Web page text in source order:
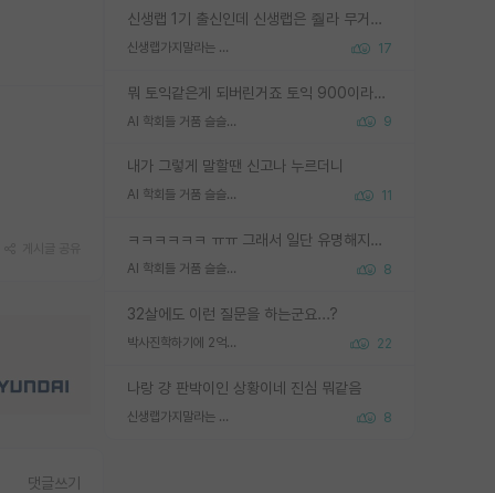
신생랩 1기 출신인데 신생랩은 줠라 무거운 바벨 같은거임. 들면 대박인데 못들면 깔려 죽음. 아무도 알려주지 않는 환경에서 자생해야하지만, 일단 살아남았다면 그 어떤 사람보다 악착같고 생존력 높은 사람으로 거듭날 수 있음
신생랩가지말라는 이유가 있었구나 17
뭐 토익같은게 되버린거죠 토익 900이라고 영어잘하는건 아닙니다만 잘하는사람은 다 900을 넘는 그런
AI 학회들 거품 슬슬 지적이 나오네요 9
내가 그렇게 말할땐 신고나 누르더니
AI 학회들 거품 슬슬 지적이 나오네요 11
ㅋㅋㅋㅋㅋㅋ ㅠㅠ 그래서 일단 유명해지는게 중요한거같습니다
AI 학회들 거품 슬슬 지적이 나오네요 8
32살에도 이런 질문을 하는군요...?
박사진학하기에 2억은 괜찮은 (?) 정도의 경제력인가요 22
나랑 걍 판박이인 상황이네 진심 뭐같음
신생랩가지말라는 이유가 있었구나 8
댓글쓰기